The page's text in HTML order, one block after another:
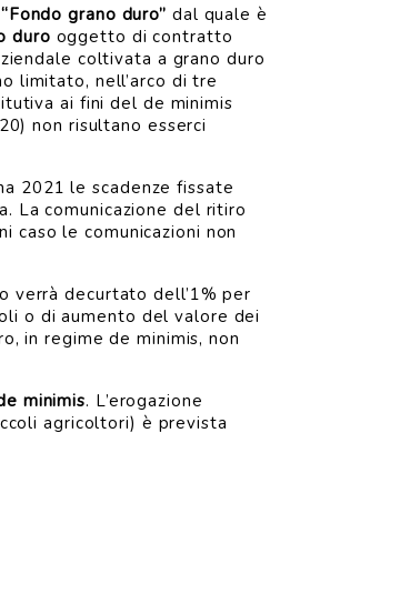
“Fondo grano duro” dal quale è
duro oggetto di contratto
coltivata a grano duro
limitato, nell’arco di tre
ai fini del de minimis
non risultano esserci
2021 le scadenze fissate
La comunicazione del ritiro
caso le comunicazioni non
verrà decurtato dell’1% per
o di aumento del valore dei
in regime de minimis, non
minimis. L’erogazione
agricoltori) è prevista